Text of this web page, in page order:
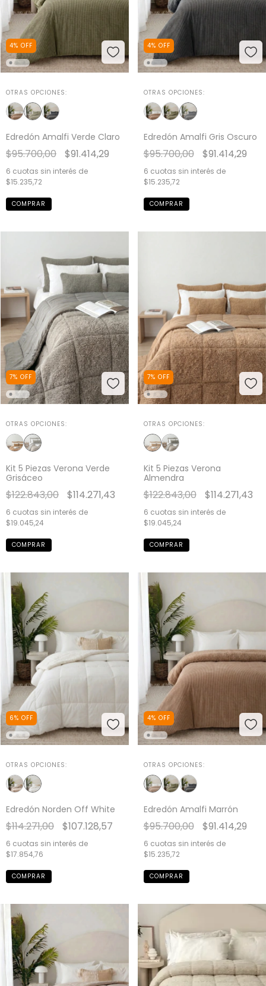
4% OFF
OTRAS OPCIONES:
Edredón Amalfi Verde Claro
$95.700,00 $91.414,29
6 cuotas sin interés de
$15.235,72
COMPRAR
4% OFF
OTRAS OPCIONES:
Edredón Amalfi Gris Oscuro
$95.700,00 $91.414,29
6 cuotas sin interés de
$15.235,72
COMPRAR
7% OFF
OTRAS OPCIONES:
Kit 5 Piezas Verona Verde
Grisáceo
$122.843,00 $114.271,43
6 cuotas sin interés de
$19.045,24
COMPRAR
7% OFF
OTRAS OPCIONES:
Kit 5 Piezas Verona
Almendra
$122.843,00 $114.271,43
6 cuotas sin interés de
$19.045,24
COMPRAR
6% OFF
OTRAS OPCIONES:
Edredón Norden Off White
$114.271,00 $107.128,57
6 cuotas sin interés de
$17.854,76
COMPRAR
4% OFF
OTRAS OPCIONES:
Edredón Amalfi Marrón
$95.700,00 $91.414,29
6 cuotas sin interés de
$15.235,72
COMPRAR